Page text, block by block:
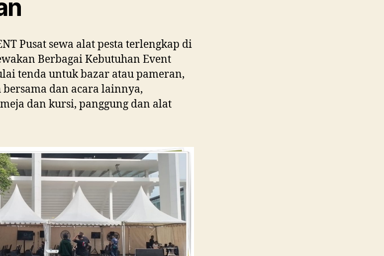
Pusat sewa alat pesta terlengkap di
Berbagai Kebutuhan Event
tenda untuk bazar atau pameran,
dan acara lainnya,
dan kursi, panggung dan alat